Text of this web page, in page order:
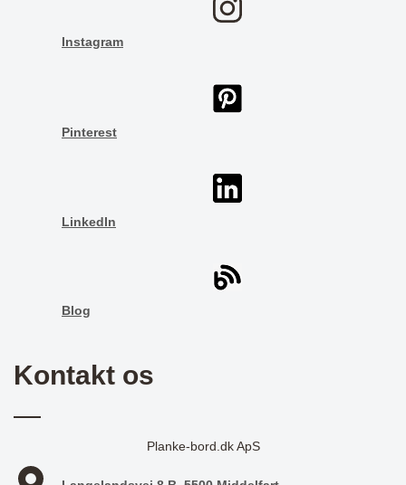
Instagram
Pinterest
LinkedIn
Blog
Kontakt os
Planke-bord.dk ApS